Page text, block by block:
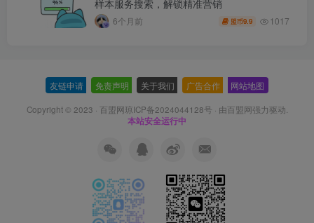
样本服务搜索，解锁精准营销
6个月前 盟币9.9 1017
友链申请 免责声明 关于我们 广告合作 网站地图
Copyright © 2023 · 百盟网琼ICP备2024044128号 · 由百盟网强力驱动.
本站安全运行中